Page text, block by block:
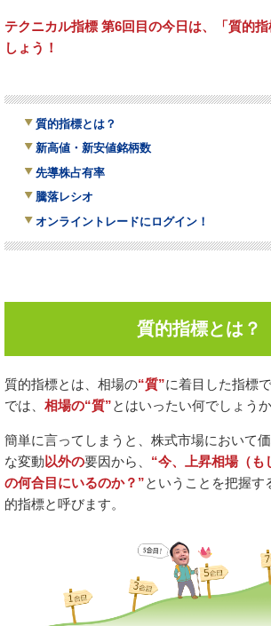
テクニカル指標 第6回目の今日は、「質的
しょう！
質的指標とは？
新高値・新安値銘柄数
先導株占有率
騰落レシオ
オンライントレードにログイン！
質的指標とは？
質的指標とは、相場の“質”に着目した指標で
では、 相場の“質”とはいったい何でしょう
簡単に言ってしまうと、株式市場において
な変動以外の要因から、 “今、上昇相場（も
の何合目にいるのか？”ということを把握す
的指標と呼びます。